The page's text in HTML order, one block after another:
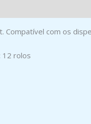
Compatível com os
12 rolos